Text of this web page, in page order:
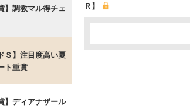
Ｒ】
】調教マル得チェ
Ｓ】注目度高い夏
ト重賞
】ディアナザール